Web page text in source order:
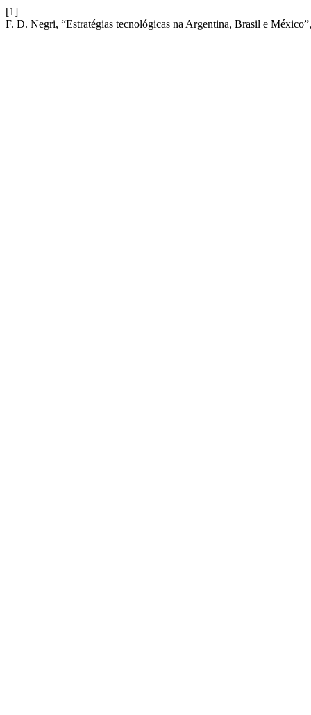
[1]
F. D. Negri, “Estratégias tecnológicas na Argentina, Brasil e